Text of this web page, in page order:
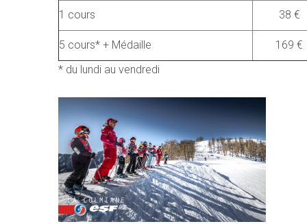
1 cours 38 €
5 cours* + Médaille
169 €
* du lundi au vendredi